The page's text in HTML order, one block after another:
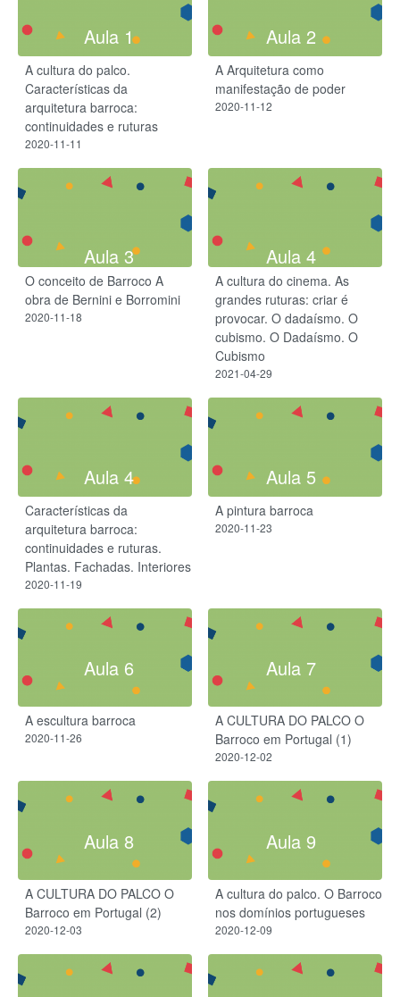
Aula 1
A cultura do palco.
Características da
arquitetura barroca:
continuidades e ruturas
2020-11-11
Aula 2
A Arquitetura como
manifestação de poder
2020-11-12
Aula 3
O conceito de Barroco A
obra de Bernini e Borromini
2020-11-18
Aula 4
A cultura do cinema. As
grandes ruturas: criar é
provocar. ​O dadaísmo. O
cubismo. O Dadaísmo.​ O
Cubismo​
2021-04-29
Aula 4
Características da
arquitetura barroca:
continuidades e ruturas.
Plantas. Fachadas. Interiores
2020-11-19
Aula 5
A pintura barroca
2020-11-23
Aula 6
A escultura barroca
2020-11-26
Aula 7
A CULTURA DO PALCO O
Barroco em Portugal (1)
2020-12-02
Aula 8
A CULTURA DO PALCO O
Barroco em Portugal (2)
2020-12-03
Aula 9
A cultura do palco. O Barroco
nos domínios portugueses
2020-12-09